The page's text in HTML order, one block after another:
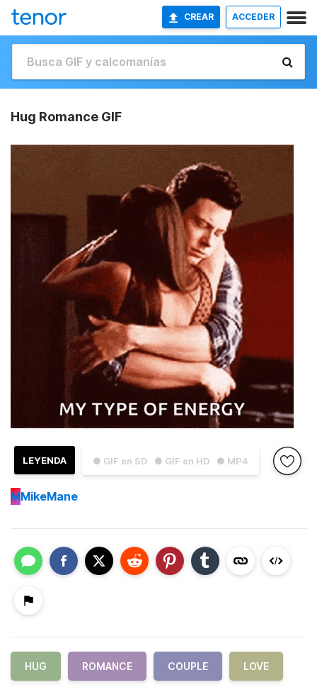
CREAR ACCEDER
Hug Romance GIF
● GIF en SD ● GIF en HD ● MP4
LEYENDA
MMikeMane
HUG ROMANCE COUPLE LOVE